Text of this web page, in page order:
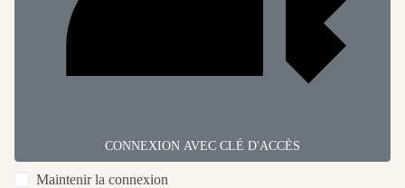
CONNEXION AVEC CLÉ D'ACCÈS
Maintenir la connexion